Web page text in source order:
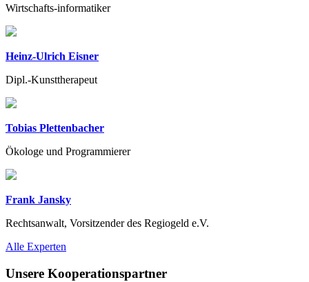
Wirtschafts-informatiker
Heinz-Ulrich Eisner
Dipl.-Kunsttherapeut
Tobias Plettenbacher
Ökologe und Programmierer
Frank Jansky
Rechtsanwalt, Vorsitzender des Regiogeld e.V.
Previous
Next
Alle Experten
Unsere Kooperationspartner